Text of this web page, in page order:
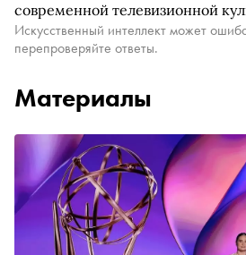
современной телевизионной
Искусственный интеллект может
перепроверяйте ответы.
Материалы